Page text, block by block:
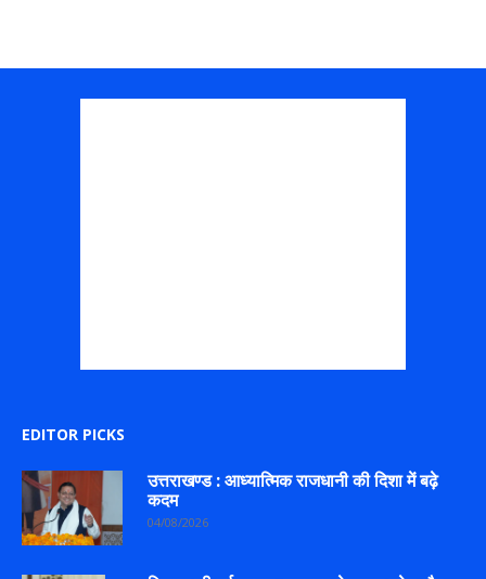
EDITOR PICKS
उत्तराखण्ड : आध्यात्मिक राजधानी की दिशा में बढ़े
कदम
04/08/2026